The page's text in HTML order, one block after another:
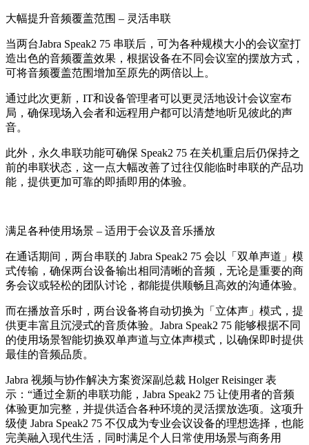
大幅提升音频覆盖范围 – 灵活串联
当两台Jabra Speak2 75 串联后，可为各种规模大小的会议室打
造出色的音频覆盖效果 ，根据设备在不同会议室的摆放方式，
可将音频覆盖范围增加至原先的两倍以上。
通过此次更新，IT和设备管理者可以更灵活地设计会议室布
局，确保现场入会者和远程用户都可以清楚地听见彼此的声
音。
此外，永久串联功能可确保 Speak2 75 在关机重启后仍保持之
前的串联状态，这一点大幅改善了过往仅能临时串联的产品功
能，提供更加可靠的即插即用的体验。
满足各种使用场景 – 适用于会议及音乐播放
在通话期间，两台串联的 Jabra Speak2 75 会以「双单声道」模
式传输，确保两台设备输出相同清晰的音频，无论是重要的商
务会议或轻松的团队讨论，都能提供顺畅且高效的沟通体验。
而在播放音乐时，两台设备将自动切换为「立体声」模式，提
供更丰富且沉浸式的音质体验。 Jabra Speak2 75 能够根据不同
的使用场景智能切换双单声道与立体声模式，以确保即时提供
最佳的音频品质。
Jabra 视频与协作解决方案资深副总裁 Holger Reisinger表
示：“通过全新的串联功能， Jabra Speak2 75 让使用者的音频
体验更加完整，并提供适合各种环境的灵活摆放选项。这项升
级使 Jabra Speak2 75 不仅成为专业会议设备的理想选择，也能
完美融入现代生活，同时满足个人日常使用场景与商务用